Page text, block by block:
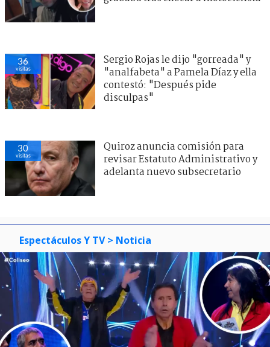
36
visitas
Sergio Rojas le dijo "gorreada" y
"analfabeta" a Pamela Díaz y ella
contestó: "Después pide
disculpas"
30
visitas
Quiroz anuncia comisión para
revisar Estatuto Administrativo y
adelanta nuevo subsecretario
Espectáculos Y TV > Noticia